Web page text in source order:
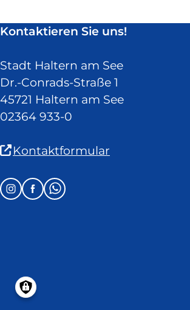
Kontaktieren Sie uns!
Stadt Haltern am See
Dr.-Conrads-Straße 1
45721 Haltern am See
02364 933-0
Kontaktformular
Follow
us
Instagram
FacebookWhatsapp